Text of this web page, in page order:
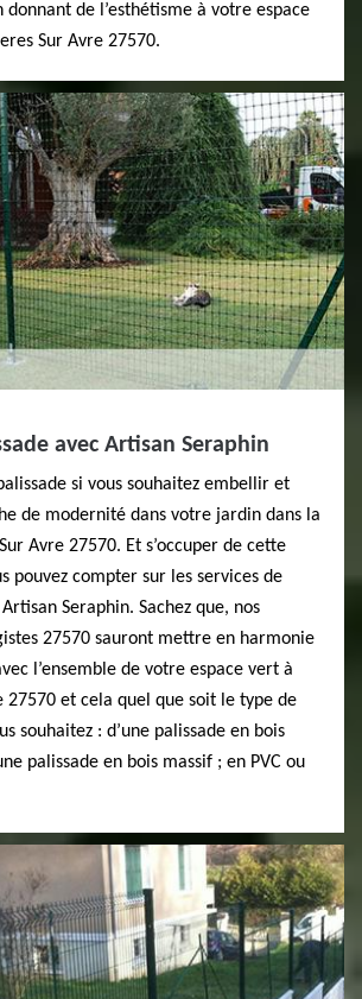
de l’esthétisme à votre espace
Sur Avre 27570.
avec Artisan Seraphin
si vous souhaitez embellir et
de modernité dans votre jardin dans la
Avre 27570. Et s’occuper de cette
pouvez compter sur les services de
Seraphin. Sachez que, nos
27570 sauront mettre en harmonie
l’ensemble de votre espace vert à
27570 et cela quel que soit le type de
souhaitez : d’une palissade en bois
palissade en bois massif ; en PVC ou